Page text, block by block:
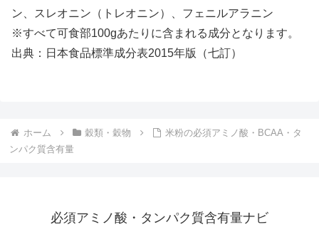
ン、スレオニン（トレオニン）、フェニルアラニン
※すべて可食部100gあたりに含まれる成分となります。
出典：日本食品標準成分表2015年版（七訂）
ホーム 穀類・穀物
米粉の必須アミノ酸・BCAA・タ
ンパク質含有量
必須アミノ酸・タンパク質含有量ナビ